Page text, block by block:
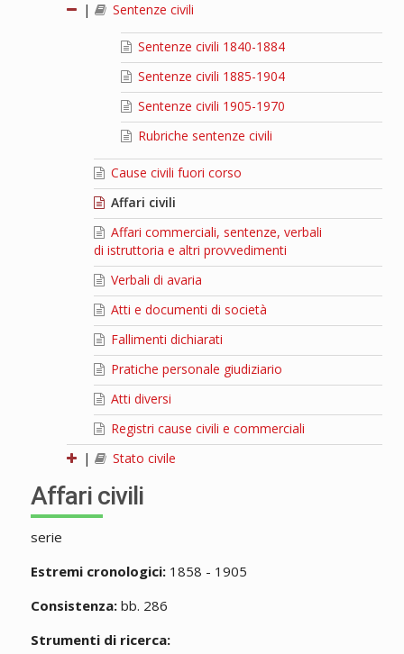
|
Sentenze civili
Sentenze civili 1840-1884
Sentenze civili 1885-1904
Sentenze civili 1905-1970
Rubriche sentenze civili
Cause civili fuori corso
Affari civili
Affari commerciali, sentenze, verbali
di istruttoria e altri provvedimenti
Verbali di avaria
Atti e documenti di società
Fallimenti dichiarati
Pratiche personale giudiziario
Atti diversi
Registri cause civili e commerciali
|
Stato civile
Affari civili
serie
Estremi cronologici:1858 - 1905
Consistenza:bb. 286
Strumenti di ricerca: